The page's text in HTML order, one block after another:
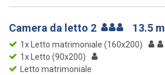
Camera da letto 2 13.5 m
1x Letto matrimoniale (160x200)
1x Letto (90x200)
Letto matrimoniale